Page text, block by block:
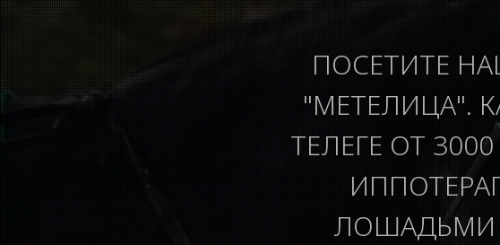
ПОСЕТИТЕ
"МЕТЕЛИЦА".
ТЕЛЕГЕ ОТ
ЛОШАДЬМИ